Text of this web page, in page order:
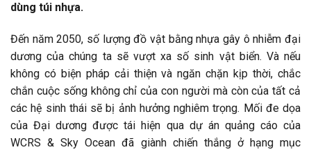
dùng túi nhựa.
Đến năm 2050, số lượng đồ vật bằng nhựa gây ô nhiễm đại
dương của chúng ta sẽ vượt xa số sinh vật biển. Và nếu
không có biện pháp cải thiện và ngăn chặn kịp thời, chắc
chắn cuộc sống không chỉ của con người mà còn của tất cả
các hệ sinh thái sẽ bị ảnh hưởng nghiêm trọng. Mối đe dọa
của Đại dương được tái hiện qua dự án quảng cáo của
WCRS & Sky Ocean đã giành chiến thắng ở hạng mục